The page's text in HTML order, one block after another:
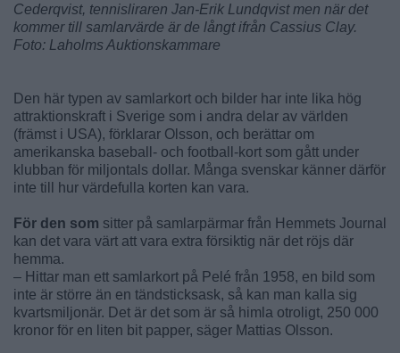
Cederqvist, tennisliraren Jan-Erik Lundqvist men när det
kommer till samlarvärde är de långt ifrån Cassius Clay.
Foto: Laholms Auktionskammare
Den här typen av samlarkort och bilder har inte lika hög
attraktionskraft i Sverige som i andra delar av världen
(främst i USA), förklarar Olsson, och berättar om
amerikanska baseball- och football-kort som gått under
klubban för miljontals dollar. Många svenskar känner därför
inte till hur värdefulla korten kan vara.
För den som sitter på samlarpärmar från Hemmets Journal
kan det vara värt att vara extra försiktig när det röjs där
hemma.
– Hittar man ett samlarkort på Pelé från 1958, en bild som
inte är större än en tändsticksask, så kan man kalla sig
kvartsmiljonär. Det är det som är så himla otroligt, 250 000
kronor för en liten bit papper, säger Mattias Olsson.